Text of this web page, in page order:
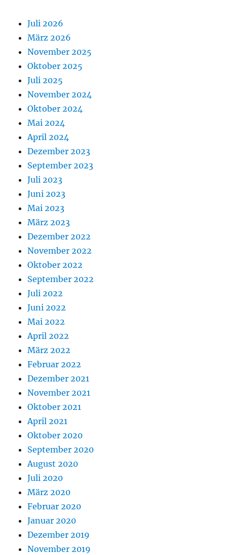
Juli 2026
März 2026
November 2025
Oktober 2025
Juli 2025
November 2024
Oktober 2024
Mai 2024
April 2024
Dezember 2023
September 2023
Juli 2023
Juni 2023
Mai 2023
März 2023
Dezember 2022
November 2022
Oktober 2022
September 2022
Juli 2022
Juni 2022
Mai 2022
April 2022
März 2022
Februar 2022
Dezember 2021
November 2021
Oktober 2021
April 2021
Oktober 2020
September 2020
August 2020
Juli 2020
März 2020
Februar 2020
Januar 2020
Dezember 2019
November 2019